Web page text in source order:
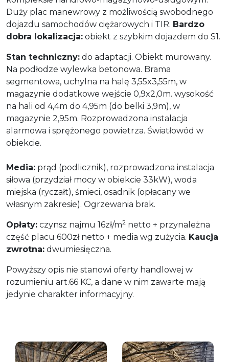
Duży plac manewrowy z możliwością swobodnego
dojazdu samochodów ciężarowych i TIR. Bardzo
dobra lokalizacja: obiekt z szybkim dojazdem do S1.
Stan techniczny: do adaptacji. Obiekt murowany.
Na podłodze wylewka betonowa. Brama
segmentowa, uchylna na halę 3,55x3,55m, w
magazynie dodatkowe wejście 0,9x2,0m. wysokość
na hali od 4,4m do 4,95m (do belki 3,9m), w
magazynie 2,95m. Rozprowadzona instalacja
alarmowa i sprężonego powietrza. Światłowód w
obiekcie.
Media: prąd (podlicznik), rozprowadzona instalacja
siłowa (przydział mocy w obiekcie 33kW), woda
miejska (ryczałt), śmieci, osadnik (opłacany we
własnym zakresie). Ogrzewania brak.
Opłaty: czynsz najmu 16zł/m2 netto + przynależna
część placu 600zł netto + media wg zużycia. Kaucja
zwrotna: dwumiesięczna.
Powyższy opis nie stanowi oferty handlowej w
rozumieniu art.66 KC, a dane w nim zawarte mają
jedynie charakter informacyjny.